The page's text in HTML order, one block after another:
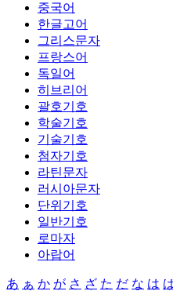
중국어
한글고어
그리스문자
프랑스어
독일어
히브리어
괄호기호
학술기호
기술기호
첨자기호
라틴문자
러시아문자
단위기호
일반기호
로마자
아랍어
あ ぁ か が さ ざ た だ な は